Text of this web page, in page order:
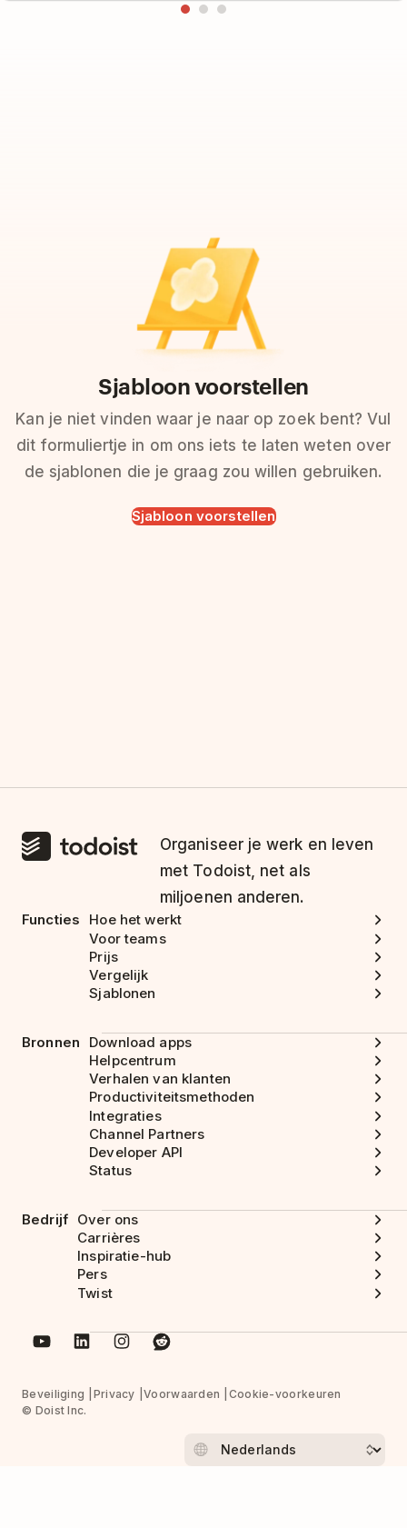
Sjabloon voorstellen
Kan je niet vinden waar je naar op zoek bent? Vul
dit formuliertje in om ons iets te laten weten over
de sjablonen die je graag zou willen gebruiken.
Sjabloon voorstellen
Organiseer je werk en leven
met Todoist, net als
miljoenen anderen.
Functies
Hoe het werkt
Voor teams
Prijs
Vergelijk
Sjablonen
Bronnen
Download apps
Helpcentrum
Verhalen van klanten
Productiviteitsmethoden
Integraties
Channel Partners
Developer API
Status
Bedrijf Over ons
Carrières
Inspiratie-hub
Pers
Twist
Beveiliging Privacy Voorwaarden
Cookie-voorkeuren
© Doist Inc.